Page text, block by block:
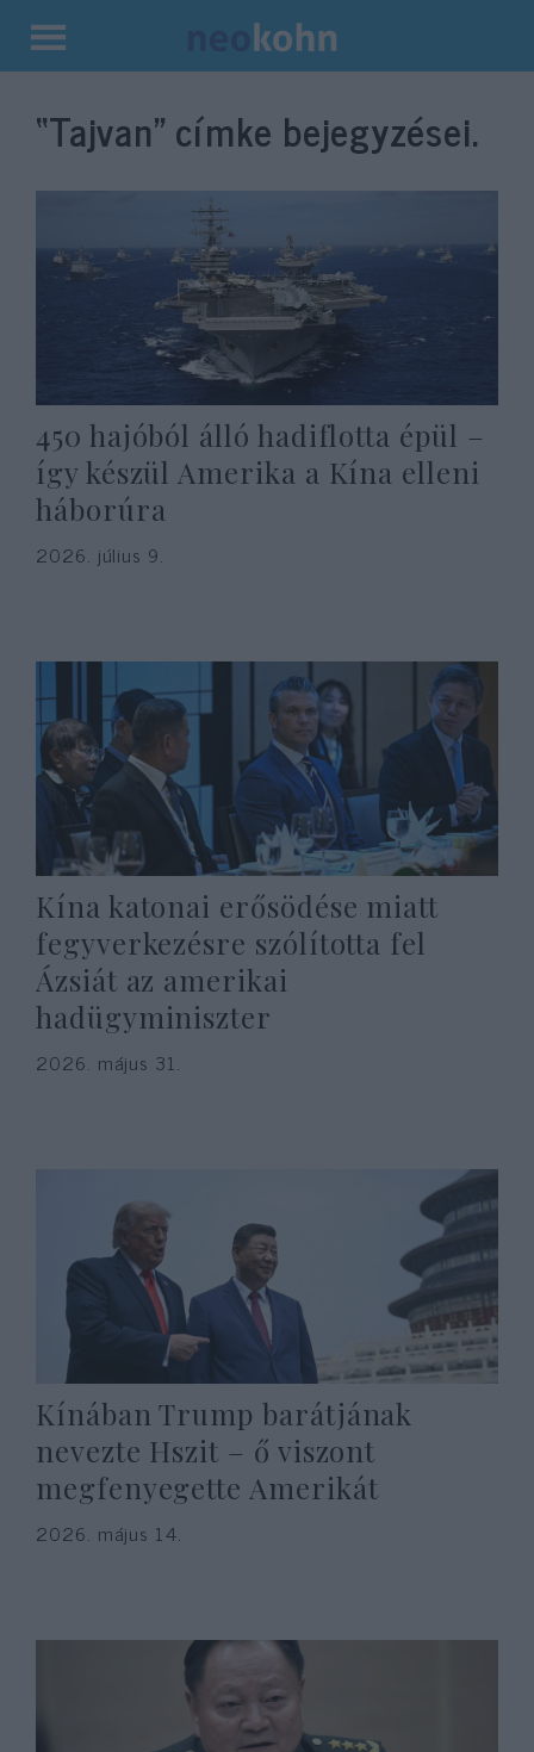
Kilépés
tartalomba
“Tajvan”címke bejegyzései.
450 hajóból álló hadiflotta épül –
így készül Amerika a Kína elleni
háborúra
2026. július 9.
Kína katonai erősödése miatt
fegyverkezésre szólította fel
Ázsiát az amerikai
hadügyminiszter
2026. május 31.
Kínában Trump barátjának
nevezte Hszit – ő viszont
megfenyegette Amerikát
2026. május 14.